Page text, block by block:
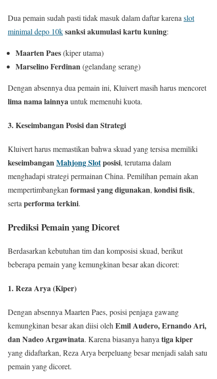
Dua pemain sudah pasti tidak masuk dalam daftar karena slot
minimal depo 10ksanksi akumulasi kartu kuning:
Maarten Paes(kiper utama)
Marselino Ferdinan(gelandang serang)
Dengan absennya dua pemain ini, Kluivert masih harus mencoret
lima nama lainnyauntuk memenuhi kuota.
3. Keseimbangan Posisi dan Strategi
Kluivert harus memastikan bahwa skuad yang tersisa memiliki
keseimbanganMahjong Slotposisi, terutama dalam
menghadapi strategi permainan China. Pemilihan pemain akan
mempertimbangkanformasi yang digunakan, kondisi fisik,
sertaperforma terkini.
Prediksi Pemain yang Dicoret
Berdasarkan kebutuhan tim dan komposisi skuad, berikut
beberapa pemain yang kemungkinan besar akan dicoret:
1. Reza Arya (Kiper)
Dengan absennya Maarten Paes, posisi penjaga gawang
kemungkinan besar akan diisi olehEmil Audero, Ernando Ari,
dan Nadeo Argawinata. Karena biasanya hanyatiga kiper
yang didaftarkan, Reza Arya berpeluang besar menjadi salah satu
pemain yang dicoret.